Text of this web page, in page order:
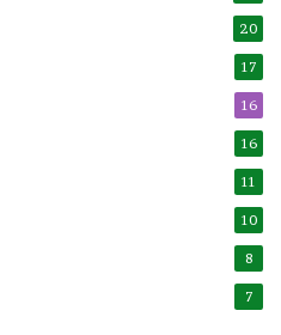
20
17
16
16
11
10
8
7